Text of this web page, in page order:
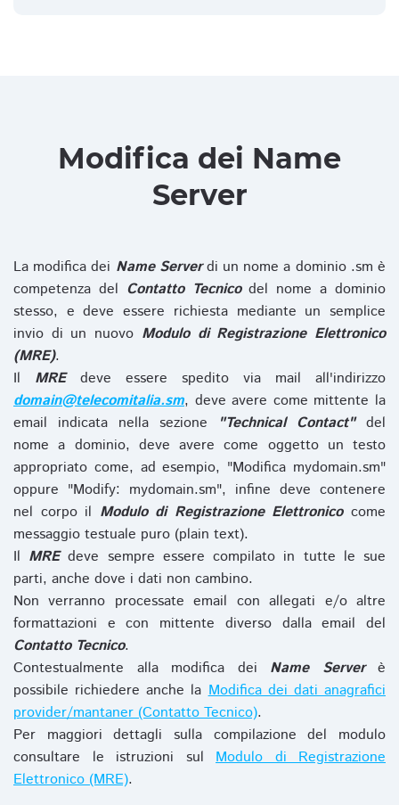
Modifica dei Name
Server
La modifica dei Name Serverdi un nome a dominio .sm è
competenza del Contatto Tecnicodel nome a dominio
stesso, e deve essere richiesta mediante un semplice
invio di un nuovo Modulo di Registrazione Elettronico
(MRE).
Il MREdeve essere spedito via mail all'indirizzo
domain@telecomitalia.sm, deve avere come mittente la
email indicata nella sezione
"Technical Contact"del
nome a dominio, deve avere come oggetto un testo
appropriato come, ad esempio, "Modifica mydomain.sm"
oppure "Modify: mydomain.sm", infine deve contenere
nel corpo il Modulo di Registrazione Elettronicocome
messaggio testuale puro (plain text).
Il MREdeve sempre essere compilato in tutte le sue
parti, anche dove i dati non cambino.
Non verranno processate email con allegati e/o altre
formattazioni e con mittente diverso dalla email del
Contatto Tecnico.
Contestualmente alla modifica dei Name Serverè
possibile richiedere anche laModifica dei dati anagrafici
provider/mantaner (Contatto Tecnico).
Per maggiori dettagli sulla compilazione del modulo
consultare le istruzioni sul Modulo di Registrazione
Elettronico (MRE).